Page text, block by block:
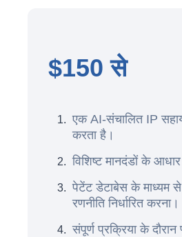
$150 से
एक AI-संचालित IP
करता है।
विशिष्ट मानदंडों के
पेटेंट डेटाबेस के माध्यम से
रणनीति निर्धारित करना।
संपूर्ण प्रक्रिया के दौरान